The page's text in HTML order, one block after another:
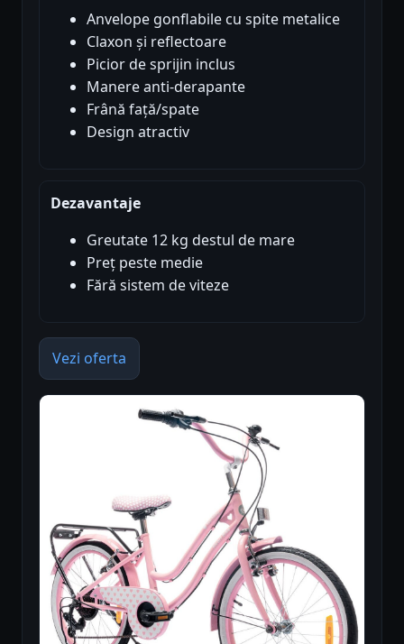
Anvelope gonflabile cu spite metalice
Claxon și reflectoare
Picior de sprijin inclus
Manere anti-derapante
Frână față/spate
Design atractiv
Dezavantaje
Greutate 12 kg destul de mare
Preț peste medie
Fără sistem de viteze
Vezi oferta